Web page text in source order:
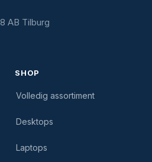
AB Tilburg
SHOP
Volledig assortiment
Desktops
Laptops